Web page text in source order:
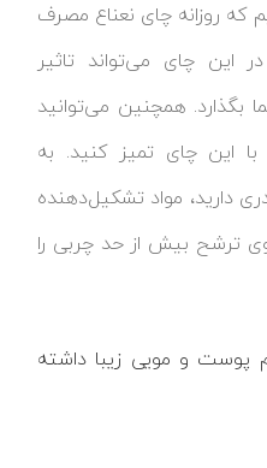
روزانه چای نعناع مصرف
این چای می‌تواند تاثیر
بگذارد. همچنین می‌توانید
این چای تمیز کنید. به
مواد تشکیل‌دهنده
ترشح بیش‌ از حد چربی را
پوست و مویی زیبا داشته